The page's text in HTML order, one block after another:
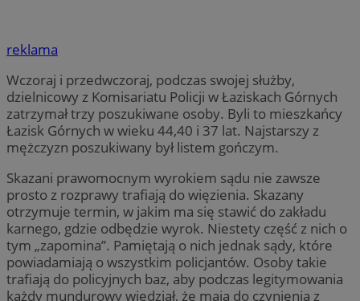
reklama
Wczoraj i przedwczoraj, podczas swojej służby,
dzielnicowy z Komisariatu Policji w Łaziskach Górnych
zatrzymał trzy poszukiwane osoby. Byli to mieszkańcy
Łazisk Górnych w wieku 44,40 i 37 lat. Najstarszy z
mężczyzn poszukiwany był listem gończym.
Skazani prawomocnym wyrokiem sądu nie zawsze
prosto z rozprawy trafiają do więzienia. Skazany
otrzymuje termin, w jakim ma się stawić do zakładu
karnego, gdzie odbędzie wyrok. Niestety część z nich o
tym „zapomina”. Pamiętają o nich jednak sądy, które
powiadamiają o wszystkim policjantów. Osoby takie
trafiają do policyjnych baz, aby podczas legitymowania
każdy mundurowy wiedział, że mają do czynienia z